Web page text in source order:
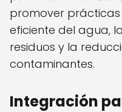
promover prácticas
eficiente del agua,
residuos y la
contaminantes.
Integración